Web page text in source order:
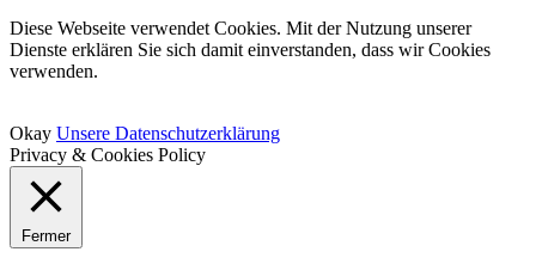
Diese Webseite verwendet Cookies. Mit der Nutzung unserer
Dienste erklären Sie sich damit einverstanden, dass wir Cookies
verwenden.
Okay Unsere Datenschutzerklärung
Privacy & Cookies Policy
Fermer